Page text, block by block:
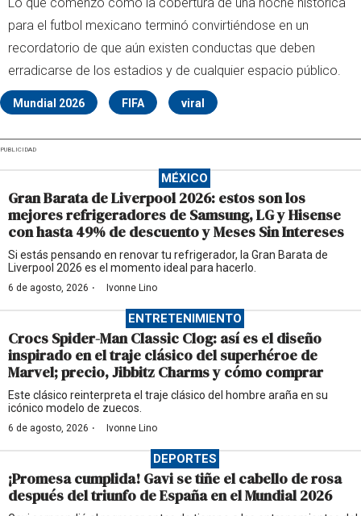
para el futbol mexicano terminó convirtiéndose en un
recordatorio de que aún existen conductas que deben
erradicarse de los estadios y de cualquier espacio público.
Mundial 2026 FIFA viral
PUBLICIDAD
MÉXICO
Gran Barata de Liverpool 2026: estos son los
mejores refrigeradores de Samsung, LG y Hisense
con hasta 49% de descuento y Meses Sin Intereses
Si estás pensando en renovar tu refrigerador, la Gran Barata de
Liverpool 2026 es el momento ideal para hacerlo.
6 de agosto, 2026 · Ivonne Lino
ENTRETENIMIENTO
Crocs Spider-Man Classic Clog: así es el diseño
inspirado en el traje clásico del superhéroe de
Marvel; precio, Jibbitz Charms y cómo comprar
Este clásico reinterpreta el traje clásico del hombre araña en su
icónico modelo de zuecos.
6 de agosto, 2026 · Ivonne Lino
DEPORTES
¡Promesa cumplida! Gavi se tiñe el cabello de rosa
después del triunfo de España en el Mundial 2026